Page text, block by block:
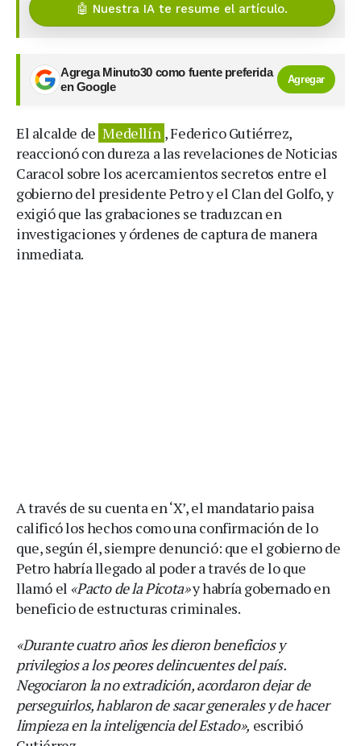
🤖 Nuestra IA te resume el artículo.
Agrega Minuto30 como fuente preferida
en Google
Agregar
El alcalde de Medellín , Federico Gutiérrez,
reaccionó con dureza a las revelaciones de Noticias
Caracol sobre los acercamientos secretos entre el
gobierno del presidente Petro y el Clan del Golfo, y
exigió que las grabaciones se traduzcan en
investigaciones y órdenes de captura de manera
inmediata.
A través de su cuenta en ‘X’, el mandatario paisa
calificó los hechos como una confirmación de lo
que, según él, siempre denunció: que el gobierno de
Petro habría llegado al poder a través de lo que
llamó el «Pacto de la Picota»y habría gobernado en
beneficio de estructuras criminales.
«Durante cuatro años les dieron beneficios y
privilegios a los peores delincuentes del país.
Negociaron la no extradición, acordaron dejar de
perseguirlos, hablaron de sacar generales y de hacer
limpieza en la inteligencia del Estado», escribió